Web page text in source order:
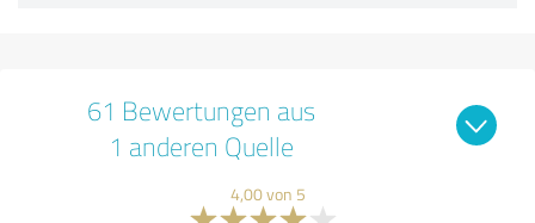
61 Bewertungen aus
1 anderen Quelle
4,00 von 5